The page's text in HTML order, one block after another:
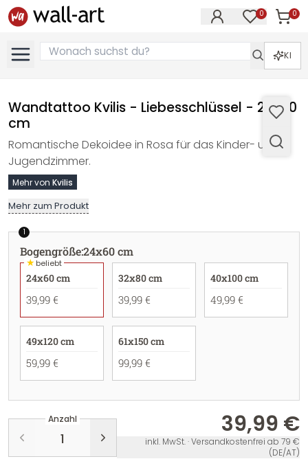
0 0
KI
Wandtattoo Kvilis - Liebesschlüssel - 24x60
cm
Romantische Dekoidee in Rosa für das Kinder- und
Jugendzimmer.
Mehr von Kvilis
Mehr zum Produkt
1
Bogengröße:24x60 cm
★beliebt
24x60 cm
39,99 €
32x80 cm
39,99 €
40x100 cm
49,99 €
49x120 cm
59,99 €
61x150 cm
99,99 €
Anzahl 39,99 €
inkl. MwSt. · Versandkostenfrei ab 79 €
(DE/AT)